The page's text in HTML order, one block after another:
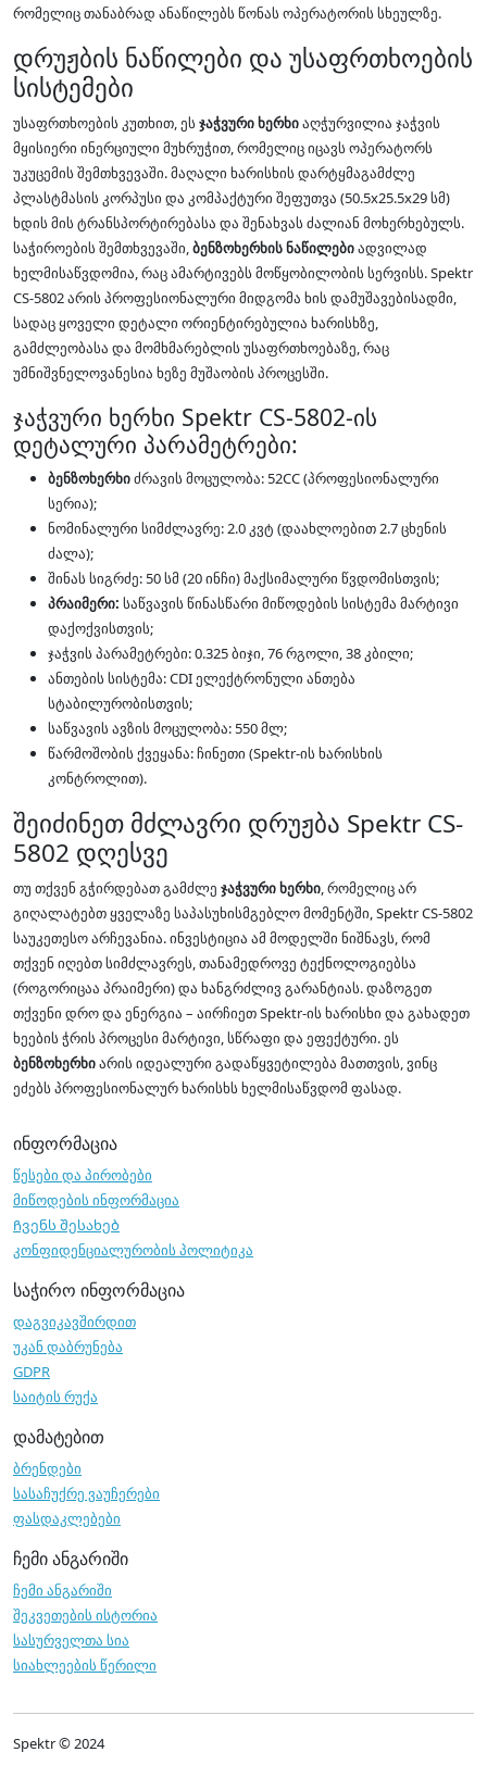
რომელიც თანაბრად ანაწილებს წონას ოპერატორის სხეულზე.
დრუჟბის ნაწილები და უსაფრთხოების
სისტემები
უსაფრთხოების კუთხით, ეს ჯაჭვური ხერხიაღჭურვილია ჯაჭვის
მყისიერი ინერციული მუხრუჭით, რომელიც იცავს ოპერატორს
უკუცემის შემთხვევაში. მაღალი ხარისხის დარტყმაგამძლე
პლასტმასის კორპუსი და კომპაქტური შეფუთვა (50.5x25.5x29 სმ)
ხდის მის ტრანსპორტირებასა და შენახვას ძალიან მოხერხებულს.
საჭიროების შემთხვევაში,ბენზოხერხის ნაწილებიადვილად
ხელმისაწვდომია, რაც ამარტივებს მოწყობილობის სერვისს. Spektr
CS-5802 არის პროფესიონალური მიდგომა ხის დამუშავებისადმი,
სადაც ყოველი დეტალი ორიენტირებულია ხარისხზე,
გამძლეობასა და მომხმარებლის უსაფრთხოებაზე, რაც
უმნიშვნელოვანესია ხეზე მუშაობის პროცესში.
ჯაჭვური ხერხი Spektr CS-5802-ის
დეტალური პარამეტრები:
ბენზოხერხიძრავის მოცულობა: 52CC (პროფესიონალური
სერია);
ნომინალური სიმძლავრე: 2.0 კვტ (დაახლოებით 2.7 ცხენის
ძალა);
შინას სიგრძე: 50 სმ (20 ინჩი) მაქსიმალური წვდომისთვის;
პრაიმერი: საწვავის წინასწარი მიწოდების სისტემა მარტივი
დაქოქვისთვის;
ჯაჭვის პარამეტრები: 0.325 ბიჯი, 76 რგოლი, 38 კბილი;
ანთების სისტემა: CDI ელექტრონული ანთება
სტაბილურობისთვის;
საწვავის ავზის მოცულობა: 550 მლ;
წარმოშობის ქვეყანა: ჩინეთი (Spektr-ის ხარისხის
კონტროლით).
შეიძინეთ მძლავრი დრუჟბა Spektr CS-
5802 დღესვე
თუ თქვენ გჭირდებათ გამძლე ჯაჭვური ხერხი, რომელიც არ
გიღალატებთ ყველაზე საპასუხისმგებლო მომენტში, Spektr CS-5802
საუკეთესო არჩევანია. ინვესტიცია ამ მოდელში ნიშნავს, რომ
თქვენ იღებთ სიმძლავრეს, თანამედროვე ტექნოლოგიებსა
(როგორიცაა პრაიმერი) და ხანგრძლივ გარანტიას. დაზოგეთ
თქვენი დრო და ენერგია – აირჩიეთ Spektr-ის ხარისხი და გახადეთ
ხეების ჭრის პროცესი მარტივი, სწრაფი და ეფექტური. ეს
ბენზოხერხიარის იდეალური გადაწყვეტილება მათთვის, ვინც
ეძებს პროფესიონალურ ხარისხს ხელმისაწვდომ ფასად.
ინფორმაცია
წესები და პირობები
მიწოდების ინფორმაცია
Ჩვენს შესახებ
კონფიდენციალურობის პოლიტიკა
საჭირო ინფორმაცია
დაგვიკავშირდით
უკან დაბრუნება
GDPR
საიტის რუქა
დამატებით
ბრენდები
სასაჩუქრე ვაუჩერები
ფასდაკლებები
ჩემი ანგარიში
ჩემი ანგარიში
შეკვეთების ისტორია
სასურველთა სია
სიახლეების წერილი
Spektr © 2024